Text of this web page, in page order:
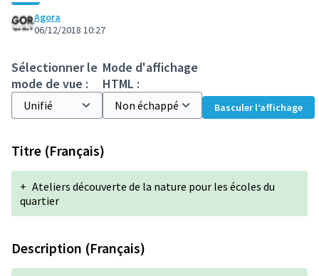
Agora
06/12/2018 10:27
Sélectionner le
mode de vue :
Mode d'affichage
HTML :
Basculer l’affichage
Titre (Français)
+ Ateliers découverte de la nature pour les écoles du
quartier
Description (Français)